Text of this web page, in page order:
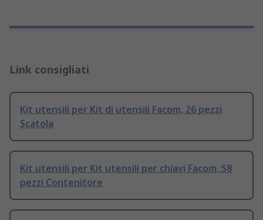
Link consigliati
Kit utensili per Kit di utensili Facom, 26 pezzi
Scatola
Kit utensili per Kit utensili per chiavi Facom, 58
pezzi Contenitore